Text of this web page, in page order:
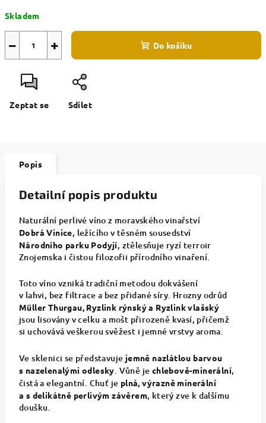
Skladem
+
− Do košíku
Zeptat se Sdílet
Popis
Detailní popis produktu
Naturální perlivé víno z moravského vinařství
Dobrá Vinice, ležícího v těsném sousedství
Národního parku Podyjí, ztělesňuje ryzí terroir
Znojemska i čistou filozofii přírodního vinaření.
Toto víno vzniká tradiční metodou dokvášení
v lahvi, bez filtrace a bez přidané síry. Hrozny odrůd
Müller Thurgau, Ryzlink rýnský a Ryzlink vlašský
jsou lisovány v celku a mošt přirozeně kvasí, přičemž
si uchovává veškerou svěžest i jemné vrstvy aroma.
Ve sklenici se představuje jemně nazlátlou barvou
s nazelenalými odlesky. Vůně je chlebově-minerální,
čistá a elegantní. Chuť je plná, výrazně minerální
a s delikátně perlivým závěrem, který zve k dalšímu
doušku.